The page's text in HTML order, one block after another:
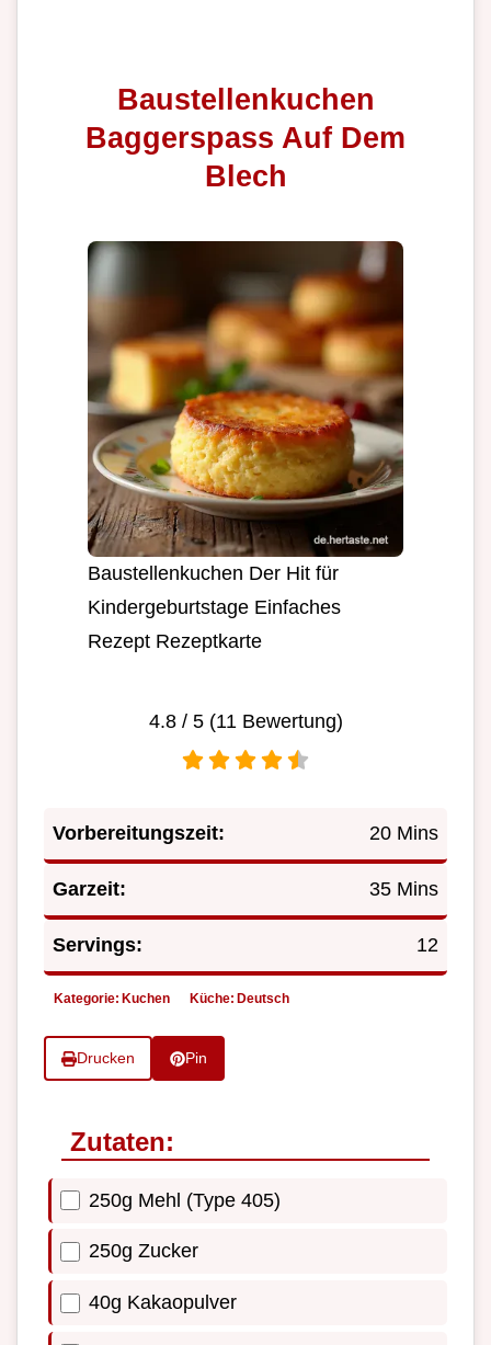
Baustellenkuchen
Baggerspass Auf Dem
Blech
Baustellenkuchen Der Hit für
Kindergeburtstage Einfaches
Rezept Rezeptkarte
4.8/ 5 (11Bewertung)
Vorbereitungszeit: 20 Mins
Garzeit: 35 Mins
Servings: 12
Kategorie: Kuchen Küche: Deutsch
Drucken Pin
Zutaten:
250g Mehl (Type 405)
250g Zucker
40g Kakaopulver